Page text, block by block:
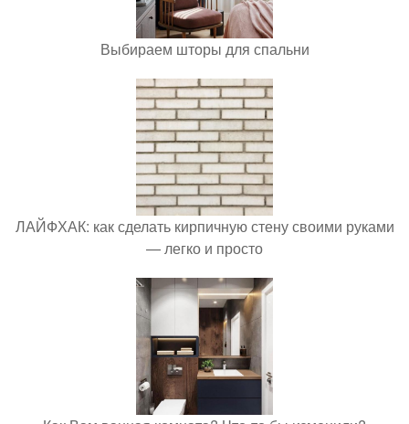
Выбираем шторы для спальни
ЛАЙФХАК: как сделать кирпичную стену своими руками
— легко и просто